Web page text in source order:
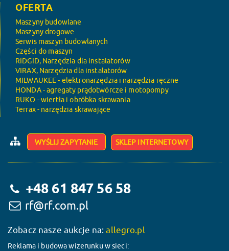
OFERTA
Maszyny budowlane
Maszyny drogowe
Serwis maszyn budowlanych
Części do maszyn
RIDGID, Narzędzia dla instalatorów
VIRAX, Narzędzia dla instalatorów
MILWAUKEE - elektronarzędzia i narzędzia ręczne
HONDA - agregaty prądotwórcze i motopompy
RUKO - wiertła i obróbka skrawania
Terrax - narzędzia skrawające
WYŚLIJ ZAPYTANIE SKLEP INTERNETOWY
+48 61 847 56 58
rf@rf.com.pl
Zobacz nasze aukcje na:allegro.pl
Reklama i budowa wizerunku w sieci: